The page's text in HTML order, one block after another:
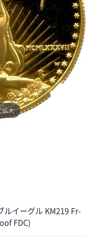
拡大
拡大
ルイーグル KM219 Fr-
FDC)